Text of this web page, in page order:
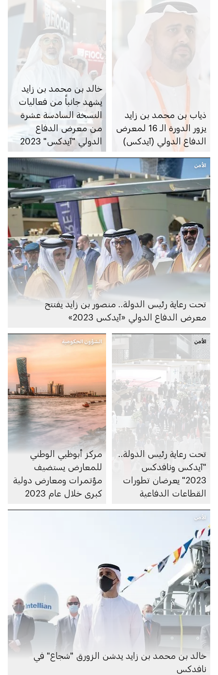
ذياب بن محمد بن زايد
يزور الدورة الـ 16 لمعرض
الدفاع الدولي (آيدكس)
خالد بن محمد بن زايد
يشهد جانباً من فعاليات
النسخة السادسة عشرة
من معرض الدفاع
الدولي "آيدكس" 2023
الأمن
تحت رعاية رئيس الدولة.. منصور بن زايد يفتتح
معرض الدفاع الدولي «آيدكس 2023»
الأمن
تحت رعاية رئيس الدولة..
"آيدكس ونافدكس
2023" يعرضان تطورات
القطاعات الدفاعية
الشؤون الحكومية
مركز أبوظبي الوطني
للمعارض يستضيف
مؤتمرات ومعارض دولية
كبرى خلال عام 2023
الأمن
خالد بن محمد بن زايد يدشن الزورق "شجاع" في
نافدكس